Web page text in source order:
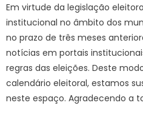
Em virtude da legislação
institucional no âmbito dos
no prazo de três meses
notícias em portais
regras das eleições. Deste
calendário eleitoral, estamos
neste espaço. Agradecendo a